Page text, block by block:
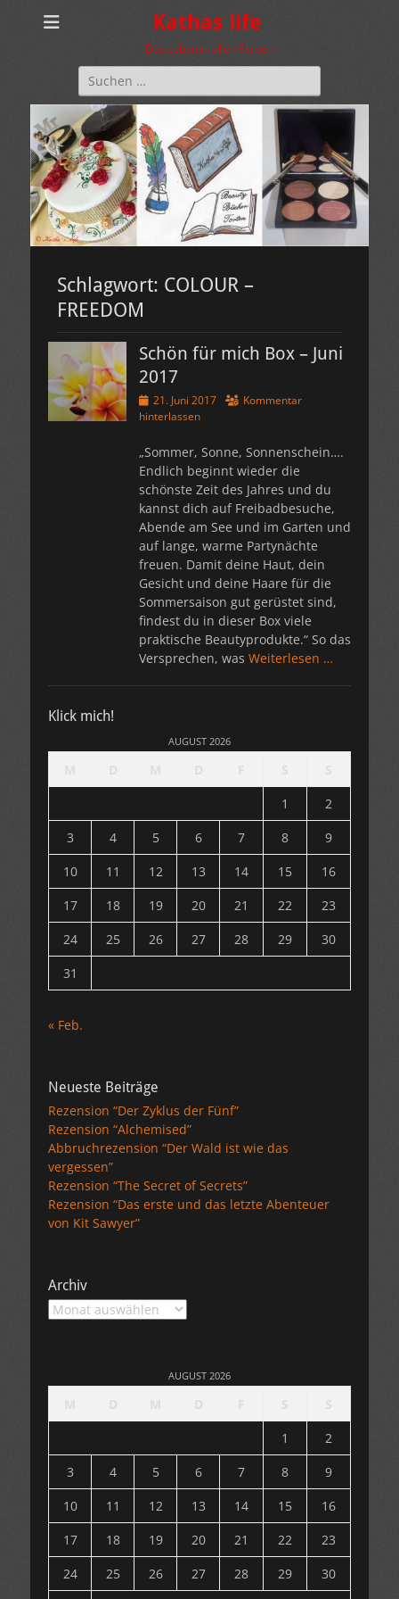
Kathas life
Das Leben in allen Farben
Suchen
nach:
Schlagwort: COLOUR –
FREEDOM
Schön für mich Box – Juni
2017
Veröffentlicht
am
21. Juni 2017
Kommentar
hinterlassen
„Sommer, Sonne, Sonnenschein….
Endlich beginnt wieder die
schönste Zeit des Jahres und du
kannst dich auf Freibadbesuche,
Abende am See und im Garten und
auf lange, warme Partynächte
freuen. Damit deine Haut, dein
Gesicht und deine Haare für die
Sommersaison gut gerüstet sind,
findest du in dieser Box viele
praktische Beautyprodukte.“ So das
Versprechen, was Weiterlesen …
Klick mich!
AUGUST 2026
1
2
3
4 5 6 7 8
9
10
11 12 13 14 15
16
17
18 19 20 21 22
23
24
25 26 27 28 29
30
31
« Feb.
Neueste Beiträge
Rezension “Der Zyklus der Fünf”
Rezension “Alchemised”
Abbruchrezension “Der Wald ist wie das
vergessen”
Rezension “The Secret of Secrets”
Rezension “Das erste und das letzte Abenteuer
von Kit Sawyer”
Archiv
Archiv
AUGUST 2026
1
2
3
4 5 6 7 8
9
10
11 12 13 14 15
16
17
18 19 20 21 22
23
24
25 26 27 28 29 30